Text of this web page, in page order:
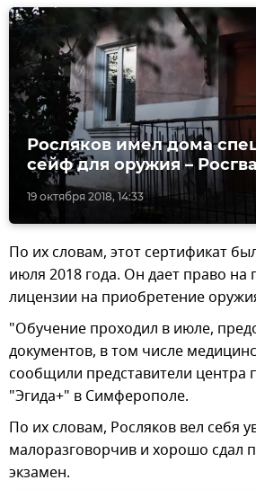
19 октября 2018, 14:33
Росляков имел дома
сейф для оружия –
По их словам, этот сертификат
июля 2018 года. Он дает право на
лицензии на приобретение
"Обучение проходил в июле,
документов, в том числе
сообщили представители центра
"Эгида+" в Симферополе.
По их словам, Росляков вел себя
малоразговорчив и хорошо сдал
экзамен.